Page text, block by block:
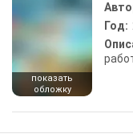
показать
обложку
Год: